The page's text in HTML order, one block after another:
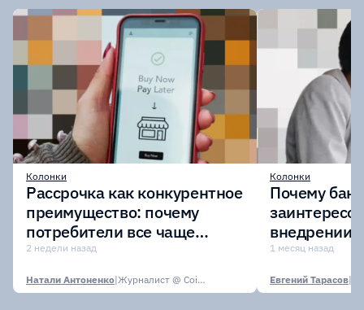
Колонки
Рассрочка как конкурентное
преимущество: почему
потребители все чаще
выбирают оплату частями?
2 недели назад
Натали Антоненко| Журналист @ CoinsPaid Media
Колонки
Почему
внедрении
депозитов
1 месяц назад
Евгений Тарасов|